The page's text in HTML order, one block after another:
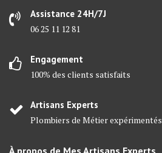
Assistance 24H/7J
06 25 11 12 81
Engagement
100% des clients satisfaits
Artisans Experts
Plombiers de Métier expérimentés
À propos de Mes Artisans Experts